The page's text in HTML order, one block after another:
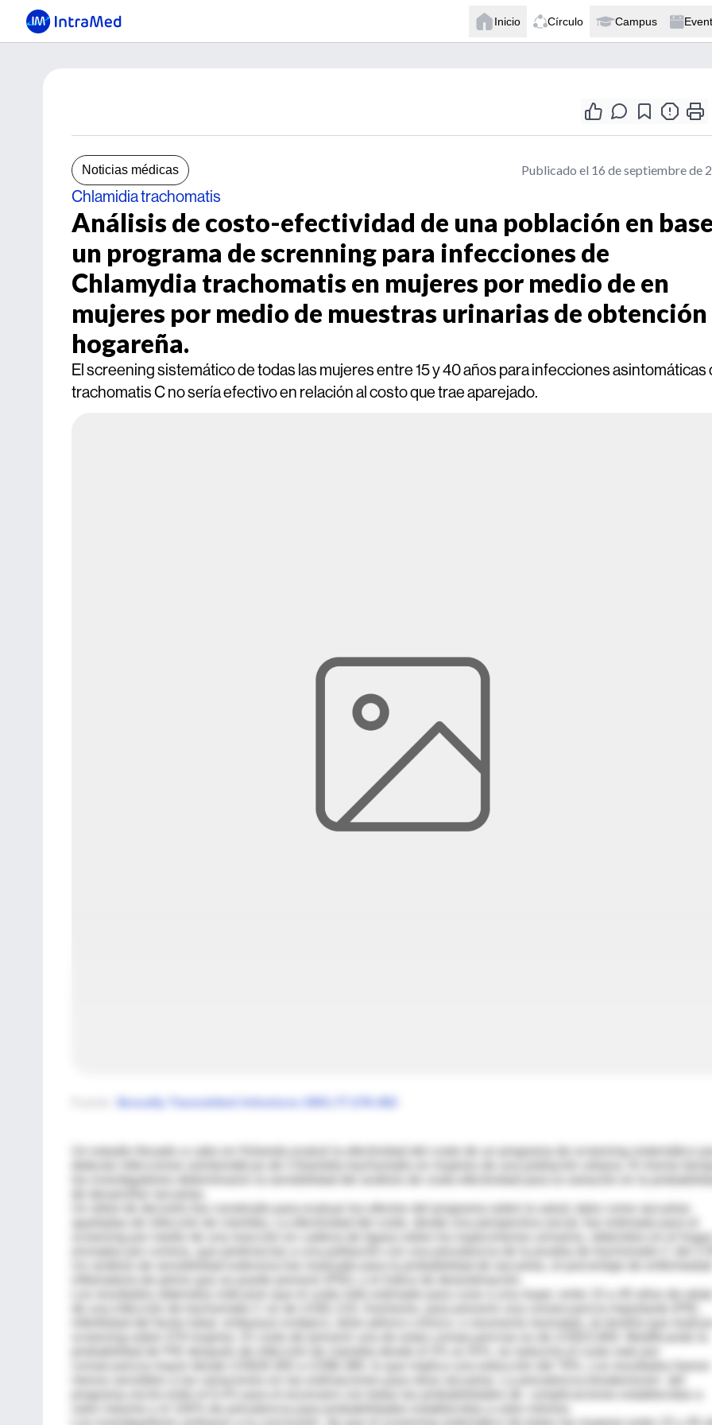
Inicio Círculo Campus
Noticias médicas Publicado el 16 de septiembre de
Chlamidia trachomatis
Análisis de costo-efectividad de una población en
un programa de screnning para infecciones de
Chlamydia trachomatis en mujeres por medio de en
mujeres por medio de muestras urinarias de obtención
hogareña.
El screening sistemático de todas las mujeres entre 15 y 40 años para infecciones asintomáticas
trachomatis C no sería efectivo en relación al costo que trae aparejado.
Sexually Transmitted Infections 2001;77:276-282
Un estudio llevado a cabo en Holanda evaluó la efectividad del costo de un programa de screening sistemático
Un árbol de decisión fue construido para evaluar los efectos del programa sobre la salud, tales como secuelas
screening por medio de una reacción en cadena de ligasa sobre los especimenes urinarios, obtenidos en el hogar
Los resultados obtenidos indicaron que el costo neto estimado para curar a una mujer, entre 15 a 40 años de edad,